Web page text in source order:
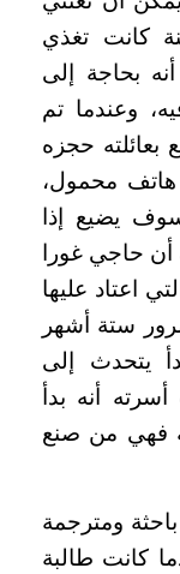
كانت تغذي
بحاجة إلى
وعندما تم
بعائلته حجزه
محمول،
يضيع إذا
أن حاجي غورا
اعتاد عليها
ستة أشهر
يتحدث إلى
أنه بدأ
فهي من صنع
ومترجمة
كانت طالبة